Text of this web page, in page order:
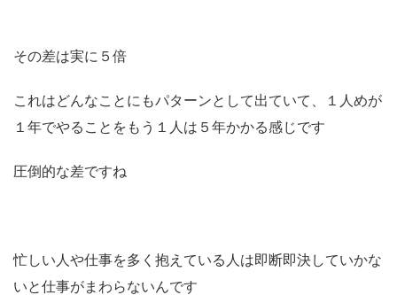
その差は実に５倍
これはどんなことにもパターンとして出ていて、１人めが
１年でやることをもう１人は５年かかる感じです
圧倒的な差ですね
忙しい人や仕事を多く抱えている人は即断即決していかな
いと仕事がまわらないんです